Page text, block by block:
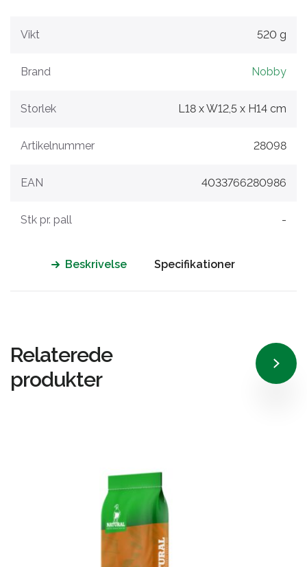
Vikt 520 g
Brand Nobby
Storlek L18 x W12,5 x H14 cm
Artikelnummer 28098
EAN 4033766280986
Stk pr. pall -
Beskrivelse Specifikationer
Relaterede
produkter